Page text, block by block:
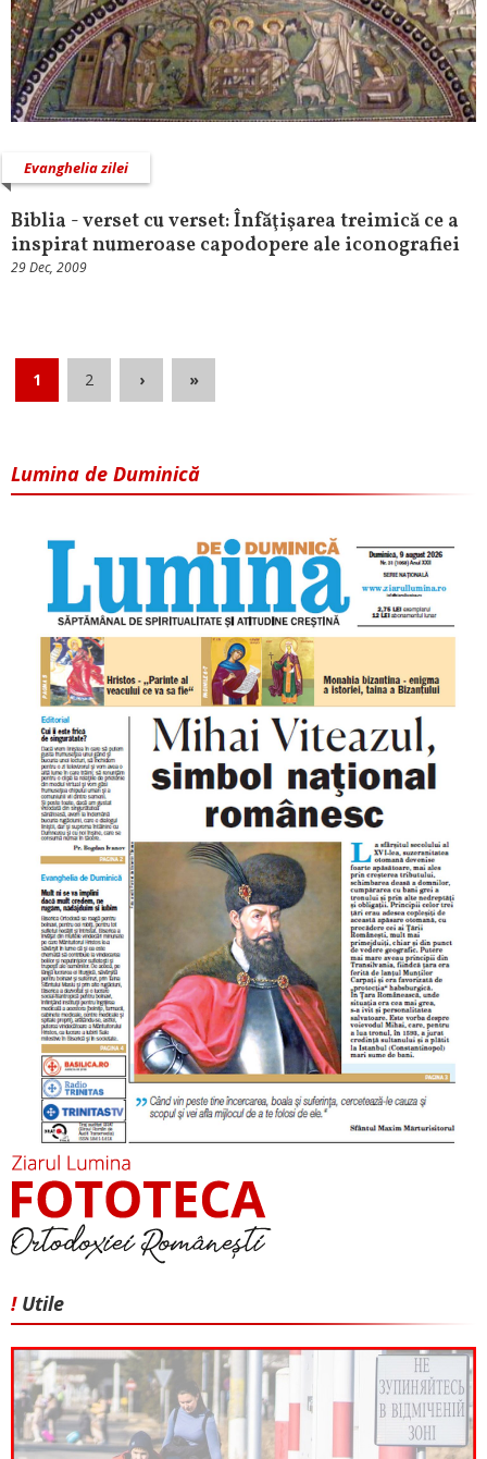
Evanghelia zilei
Biblia - verset cu verset: Înfăţişarea treimică ce a
inspirat numeroase capodopere ale iconografiei
29 Dec, 2009
1 2 › »
Lumina de Duminică
! Utile